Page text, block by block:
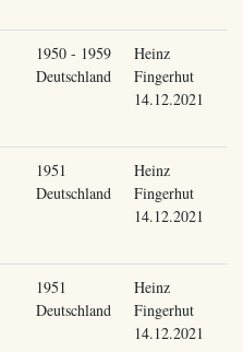
1950 - 1959
Deutschland
Heinz
Fingerhut
14.12.2021
1951
Deutschland
Heinz
Fingerhut
14.12.2021
1951
Deutschland
Heinz
Fingerhut
14.12.2021